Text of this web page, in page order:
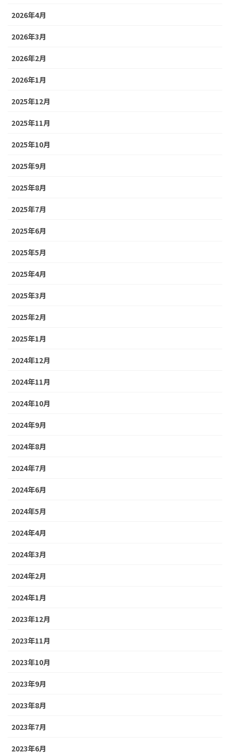
2026年4月
2026年3月
2026年2月
2026年1月
2025年12月
2025年11月
2025年10月
2025年9月
2025年8月
2025年7月
2025年6月
2025年5月
2025年4月
2025年3月
2025年2月
2025年1月
2024年12月
2024年11月
2024年10月
2024年9月
2024年8月
2024年7月
2024年6月
2024年5月
2024年4月
2024年3月
2024年2月
2024年1月
2023年12月
2023年11月
2023年10月
2023年9月
2023年8月
2023年7月
2023年6月